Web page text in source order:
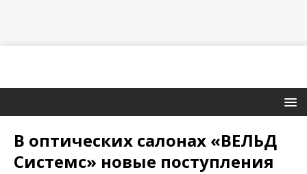
В оптических салонах «ВЕЛЬД
Системс» новые поступления